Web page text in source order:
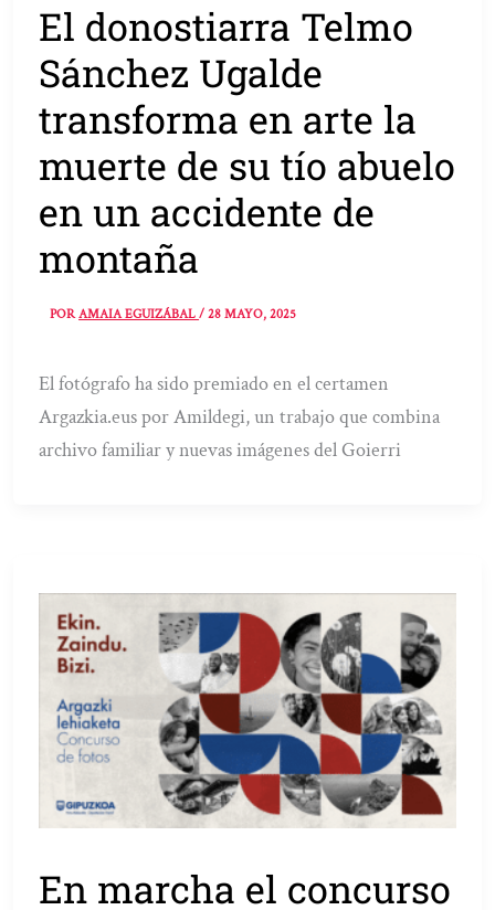
El donostiarra Telmo
Sánchez Ugalde
transforma en arte la
muerte de su tío abuelo
en un accidente de
montaña
PORAMAIA EGUIZÁBAL/28 MAYO, 2025
El fotógrafo ha sido premiado en el certamen
Argazkia.eus por Amildegi, un trabajo que combina
archivo familiar y nuevas imágenes del Goierri
En marcha el concurso